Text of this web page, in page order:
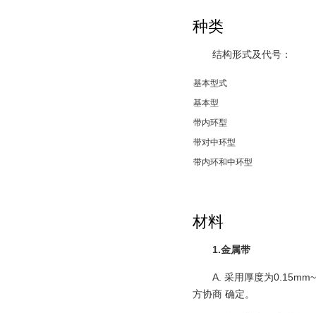
种类
结构形式及代号：
基本型式
基本型
带内环型
带对中环型
带内环和中环型
材料
1.金属带
A. 采用厚度为
方协商 确定。